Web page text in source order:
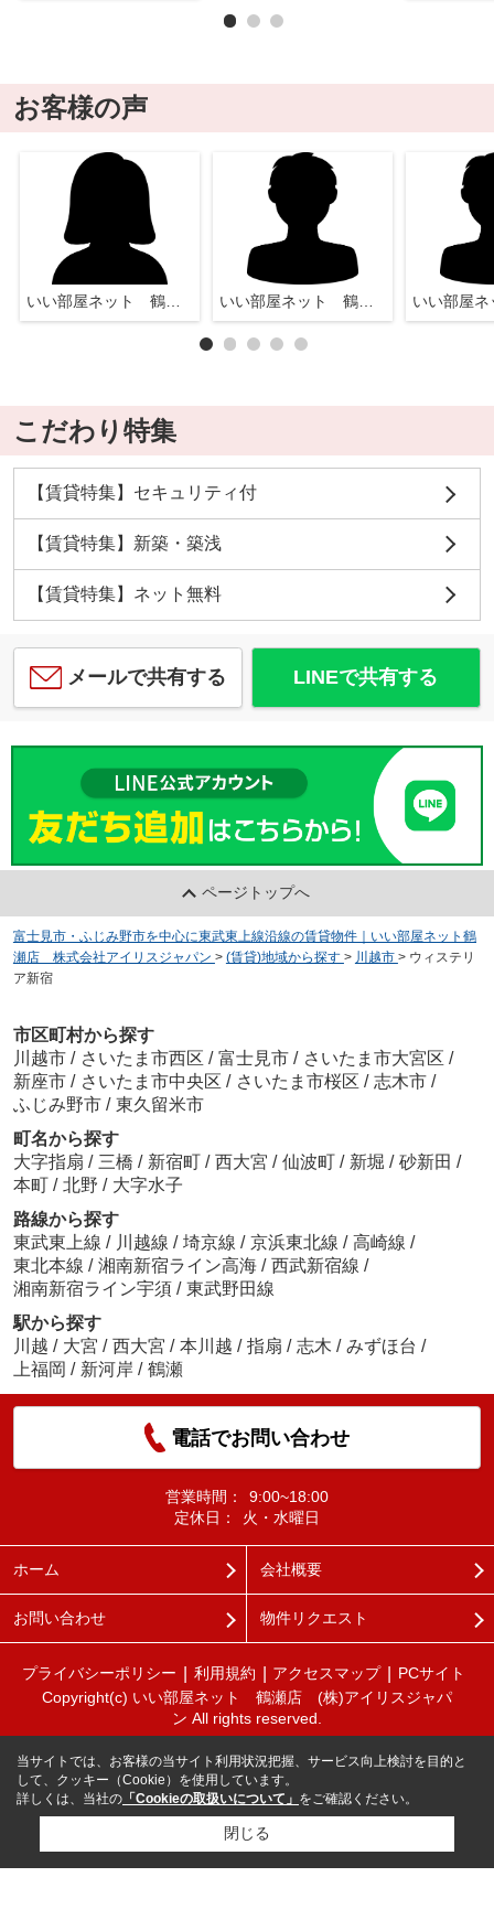
お客様の声
いい部屋ネット 鶴瀬店 いい部屋ネット 鶴瀬店
こだわり特集
【賃貸特集】セキュリティ付
【賃貸特集】新築・築浅
【賃貸特集】ネット無料
メールで共有する LINEで共有する
ページトップへ
富士見市・ふじみ野市を中心に東武東上線沿線の賃貸物件｜いい部屋ネット鶴
瀬店 株式会社アイリスジャパン > (賃貸)地域から探す > 川越市 > ウィステリ
ア新宿
市区町村から探す
川越市 / さいたま市西区 / 富士見市 / さいたま市大宮区 /
新座市 / さいたま市中央区 / さいたま市桜区 / 志木市 /
ふじみ野市 / 東久留米市
町名から探す
大字指扇 / 三橋 / 新宿町 / 西大宮 / 仙波町 / 新堀 / 砂新田 /
本町 / 北野 / 大字水子
路線から探す
東武東上線 / 川越線 / 埼京線 / 京浜東北線 / 高崎線 /
東北本線 / 湘南新宿ライン高海 / 西武新宿線 /
湘南新宿ライン宇須 / 東武野田線
駅から探す
川越 / 大宮 / 西大宮 / 本川越 / 指扇 / 志木 / みずほ台 /
上福岡 / 新河岸 / 鶴瀬
電話でお問い合わせ
営業時間：
9:00~18:00
定休日：
火・水曜日
ホーム 会社概要
お問い合わせ 物件リクエスト
プライバシーポリシー 利用規約 アクセスマップ
PCサイト
Copyright(c) いい部屋ネット 鶴瀬店 (株)アイリスジャパ
ン All rights reserved.
当サイトでは、お客様の当サイト利用状況把握、サービス向上検討を目的と
して、クッキー（Cookie）を使用しています。
詳しくは、当社の 「Cookieの取扱いについて」 をご確認ください。
閉じる